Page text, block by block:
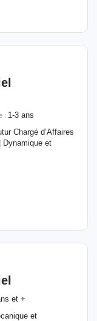
: 1-3 ans
Chargé d’Affaires
Dynamique et
et +
et